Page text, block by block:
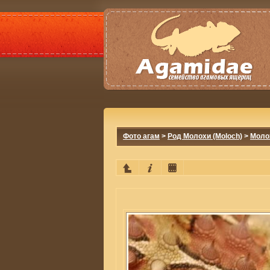
Фото агам > Род Молохи (Moloch) >